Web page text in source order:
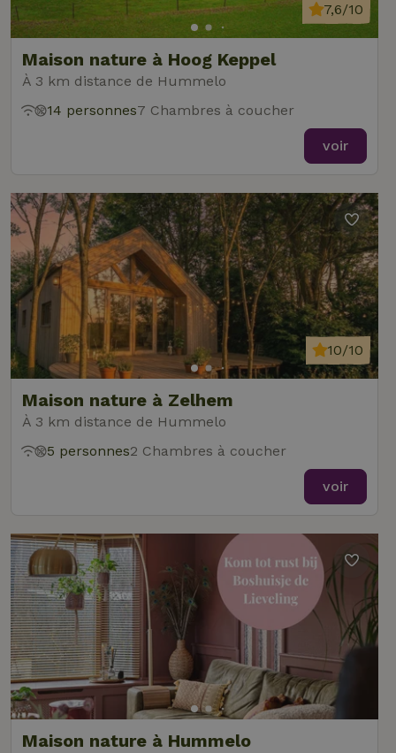
Maison nature à Hoog Keppel
À 3 km distance de Hummelo
7,6/10
14 personnes7 Chambres à coucher
voir
Maison nature à Zelhem
À 3 km distance de Hummelo
10/10
5 personnes2 Chambres à coucher
voir
Maison nature à Hummelo